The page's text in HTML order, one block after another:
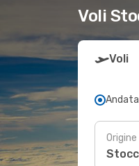
Voli
Voli
Origine